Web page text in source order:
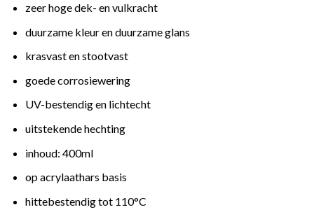
zeer hoge dek- en vulkracht
duurzame kleur en duurzame glans
krasvast en stootvast
goede corrosiewering
UV-bestendig en lichtecht
uitstekende hechting
inhoud: 400ml
op acrylaathars basis
hittebestendig tot 110°C